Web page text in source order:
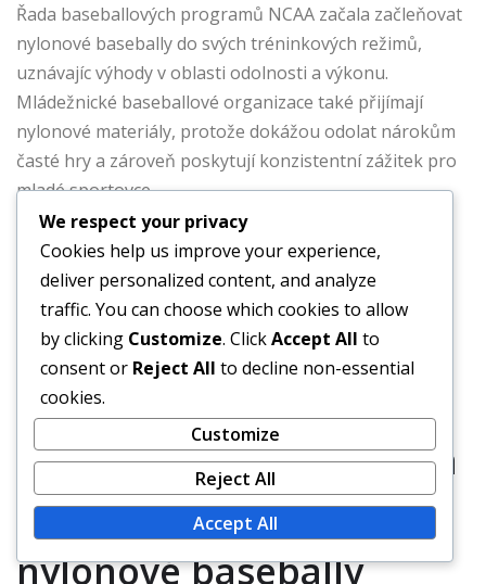
Řada baseballových programů NCAA začala začleňovat
nylonové basebally do svých tréninkových režimů,
uznávajíc výhody v oblasti odolnosti a výkonu.
Mládežnické baseballové organizace také přijímají
nylonové materiály, protože dokážou odolat nárokům
časté hry a zároveň poskytují konzistentní zážitek pro
mladé sportovce.
Lokální ligy po celých Spojených státech stále častěji
přecházejí na nylonové basebally, zejména v
rekreačních a soutěžních prostředích. Dostupnost a
odolnost těchto míčů je činí atraktivní volbou pro
organizace, které chtějí zlepšit své vybavení bez
významných finančních investic.
Případové studie týmů a
hráčů používajících
nylonové basebally
We respect your privacy
Cookies help us improve your experience,
deliver personalized content, and analyze
traffic. You can choose which cookies to allow
by clicking Customize. ClickAccept All to
consent or Reject All to decline non-essential
cookies.
Customize
Reject All
Accept All